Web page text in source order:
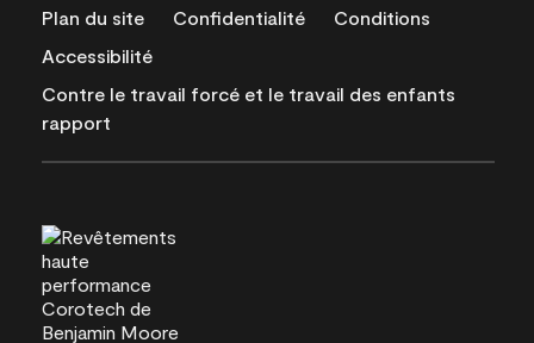
Plan du site Confidentialité
Conditions
Accessibilité
Contre le travail forcé et le travail des enfants
rapport